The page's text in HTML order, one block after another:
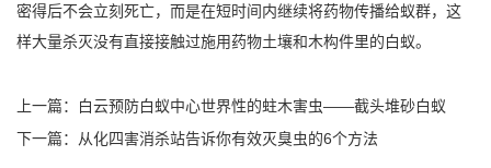
密得后不会立刻死亡，而是在短时间内继续将药物传播给蚁群，这
样大量杀灭没有直接接触过施用药物土壤和木构件里的白蚁。
上一篇：
白云预防白蚁中心世界性的蛀木害虫——截头堆砂白蚁
下一篇：
从化四害消杀站告诉你有效灭臭虫的6个方法